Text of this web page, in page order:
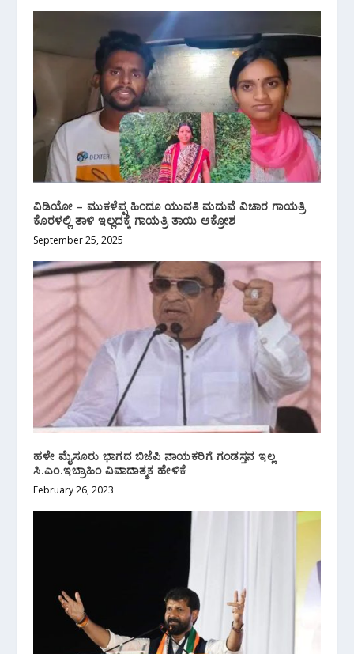
ವಿಡಿಯೋ – ಮುಕಳೆಪ್ಪ ಹಿಂದೂ ಯುವತಿ ಮದುವೆ ವಿಚಾರ ಗಾಯತ್ರಿ
ಕೊರಳಲ್ಲಿ ತಾಳಿ ಇಲ್ಲದಕ್ಕೆ ಗಾಯತ್ರಿ ತಾಯಿ ಆಕ್ರೋಶ
September 25, 2025
ಹಳೇ ಮೈಸೂರು ಭಾಗದ ಬಿಜೆಪಿ ನಾಯಕರಿಗೆ ಗಂಡಸ್ತನ ಇಲ್ಲ
ಸಿ.ಎಂ.ಇಬ್ರಾಹಿಂ ವಿವಾದಾತ್ಮಕ ಹೇಳಿಕೆ
February 26, 2023